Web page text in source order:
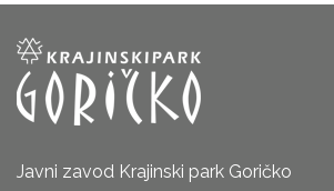
Javni zavod Krajinski park Goričko